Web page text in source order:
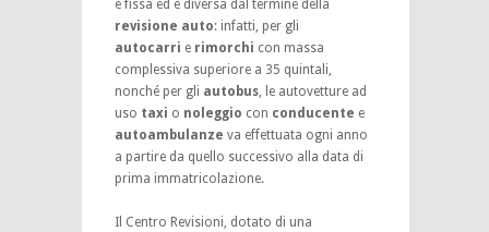
è fissa ed è diversa dal termine della
revisione auto: infatti, per gli
autocarri e rimorchi con massa
complessiva superiore a 35 quintali,
nonché per gli autobus, le autovetture ad
uso taxi o noleggio con conducente e
autoambulanze va effettuata ogni anno
a partire da quello successivo alla data di
prima immatricolazione.
Il Centro Revisioni, dotato di una